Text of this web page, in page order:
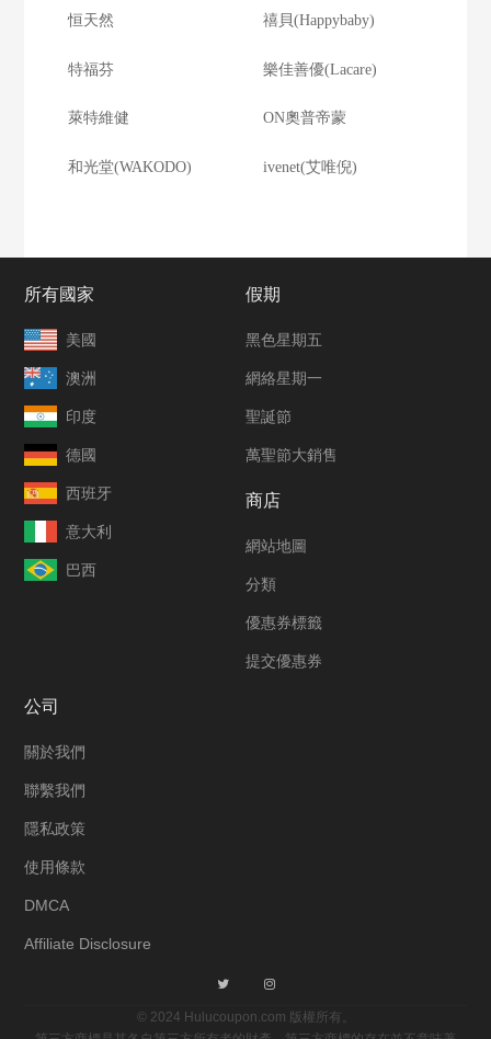
恒天然 禧貝(Happybaby)
特福芬 樂佳善優(Lacare)
萊特維健 ON奧普帝蒙
和光堂(WAKODO) ivenet(艾唯倪)
所有國家
美國
澳洲
印度
德國
西班牙
意大利
巴西
假期
黑色星期五
網絡星期一
聖誕節
萬聖節大銷售
商店
網站地圖
分類
優惠券標籤
提交優惠券
公司
關於我們
聯繫我們
隱私政策
使用條款
DMCA
Affiliate Disclosure
© 2024 Hulucoupon.com 版權所有。